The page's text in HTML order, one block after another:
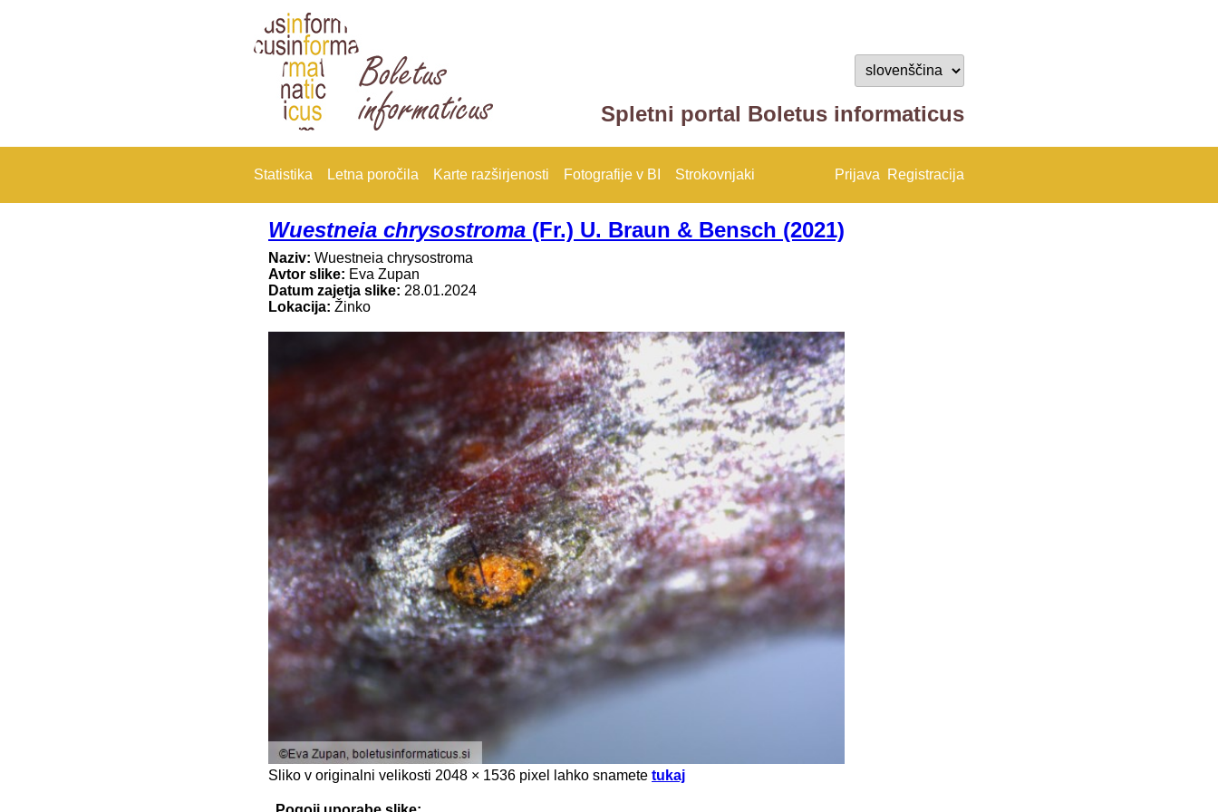
Spletni portal Boletus informaticus
Statistika Letna poročila Karte razširjenosti Fotografije v BI Strokovnjaki Prijava Registracija
Wuestneia chrysostroma (Fr.) U. Braun & Bensch (2021)
Naziv: Wuestneia chrysostroma
Avtor slike: Eva Zupan
Datum zajetja slike: 28.01.2024
Lokacija: Žinko
Sliko v originalni velikosti 2048 × 1536 pixel lahko snamete tukaj